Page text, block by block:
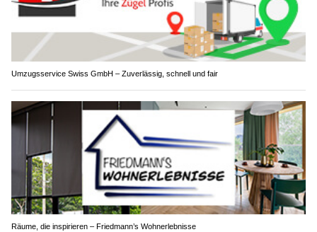
Umzugsservice Swiss GmbH – Zuverlässig, schnell und fair
Räume, die inspirieren – Friedmann’s Wohnerlebnisse